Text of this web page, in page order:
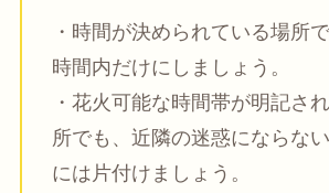
・時間が決められている場所
時間内だけにしましょう。
・花火可能な時間帯が明記さ
所でも、近隣の迷惑にならな
には片付けましょう。